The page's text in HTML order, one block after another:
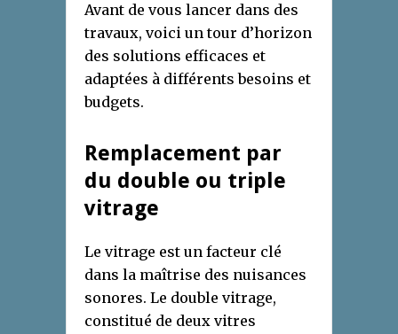
Avant de vous lancer dans des
travaux, voici un tour d’horizon
des solutions efficaces et
adaptées à différents besoins et
budgets.
Remplacement par
du double ou triple
vitrage
Le vitrage est un facteur clé
dans la maîtrise des nuisances
sonores. Le double vitrage,
constitué de deux vitres